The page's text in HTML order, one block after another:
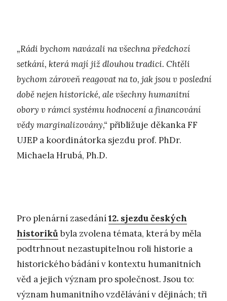
„Rádi bychom navázali na všechna předchozí
setkání, která mají již dlouhou tradici. Chtěli
bychom zároveň reagovat na to, jak jsou v poslední
době nejen historické, ale všechny humanitní
obory v rámci systému hodnocení a financování
vědy marginalizovány,“ přibližuje děkanka FF
UJEP a koordinátorka sjezdu prof. PhDr.
Michaela Hrubá, Ph.D.
Pro plenární zasedání12. sjezdu českých
historikůbyla zvolena témata, která by měla
podtrhnout nezastupitelnou roli historie a
historického bádání v kontextu humanitních
věd a jejich význam pro společnost. Jsou to:
význam humanitního vzdělávání v dějinách; tři